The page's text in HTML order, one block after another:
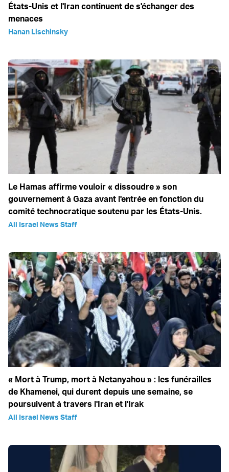
États-Unis et l'Iran continuent de s'échanger des
menaces
Hanan Lischinsky
Le Hamas affirme vouloir « dissoudre » son
gouvernement à Gaza avant l'entrée en fonction du
comité technocratique soutenu par les États-Unis.
All Israel News Staff
« Mort à Trump, mort à Netanyahou » : les funérailles
de Khamenei, qui durent depuis une semaine, se
poursuivent à travers l'Iran et l'Irak
All Israel News Staff